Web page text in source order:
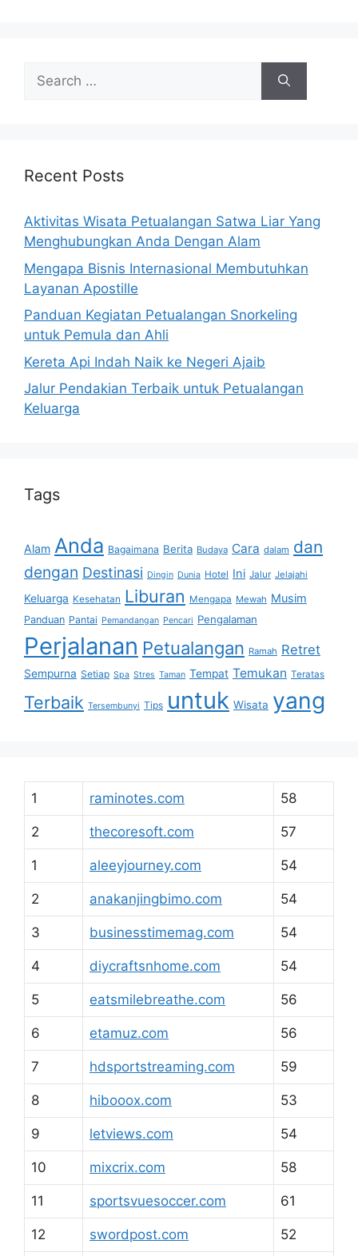
Search
for:
Recent Posts
Aktivitas Wisata Petualangan Satwa Liar Yang
Menghubungkan Anda Dengan Alam
Mengapa Bisnis Internasional Membutuhkan
Layanan Apostille
Panduan Kegiatan Petualangan Snorkeling
untuk Pemula dan Ahli
Kereta Api Indah Naik ke Negeri Ajaib
Jalur Pendakian Terbaik untuk Petualangan
Keluarga
Tags
Alam Anda Bagaimana Berita Budaya Cara dalam dan
dengan Destinasi Dingin Dunia Hotel Ini Jalur Jelajahi
Keluarga Kesehatan Liburan Mengapa Mewah Musim
Panduan Pantai Pemandangan Pencari Pengalaman
Perjalanan Petualangan Ramah Retret
Sempurna Setiap Spa Stres Taman Tempat Temukan Teratas
Terbaik Tersembunyi Tips untuk Wisata yang
1 raminotes.com 58
2 thecoresoft.com 57
1 aleeyjourney.com 54
2 anakanjingbimo.com 54
3 businesstimemag.com 54
4 diycraftsnhome.com 54
5 eatsmilebreathe.com 56
6 etamuz.com 56
7 hdsportstreaming.com 59
8 hibooox.com 53
9 letviews.com 54
10 mixcrix.com 58
11 sportsvuesoccer.com 61
12 swordpost.com 52